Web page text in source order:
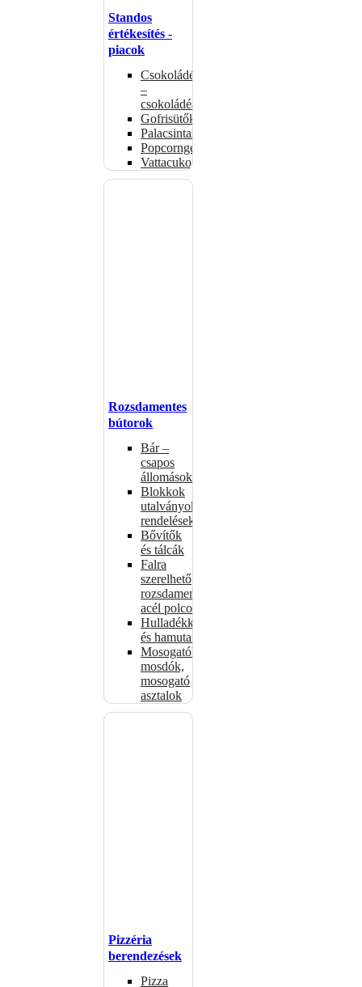
Standos
értékesítés -
piacok
Csokoládémelegítők
–
csokoládéadagolók
Gofrisütők
Palacsintasütők
Popcorngépek
Vattacukorgép
Rozsdamentes
bútorok
Bár –
csapos
állomások
Blokkok
utalványokhoz,
rendelésekhez
Bővítők
és tálcák
Falra
szerelhető
rozsdamentes
acél polcok
Hulladékkosarak
és hamutartók
Mosogatók,
mosdók,
mosogató
asztalok
Pizzéria
berendezések
Pizza